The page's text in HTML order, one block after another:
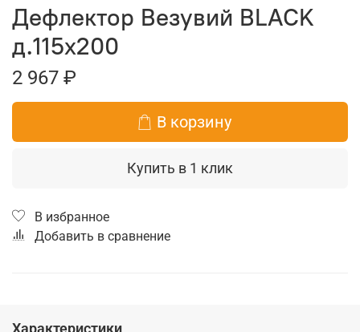
Дефлектор Везувий BLACK
д.115х200
2 967 ₽
В корзину
Купить в 1 клик
В избранное
Добавить в сравнение
Характеристики